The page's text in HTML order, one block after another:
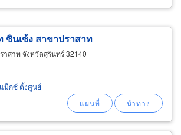
นเซ้ง สาขาปราสาท
าสาท จังหวัดสุรินทร์ 32140
ม็กซ์ ตั้งศูนย์